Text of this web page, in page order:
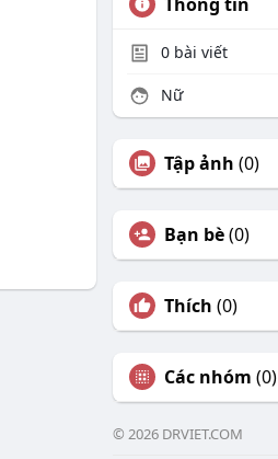
0 bài viết
Nữ
Tập ảnh (0)
Bạn bè(0)
Thích (0)
Các nhóm (0)
© 2026 DRVIET.COM